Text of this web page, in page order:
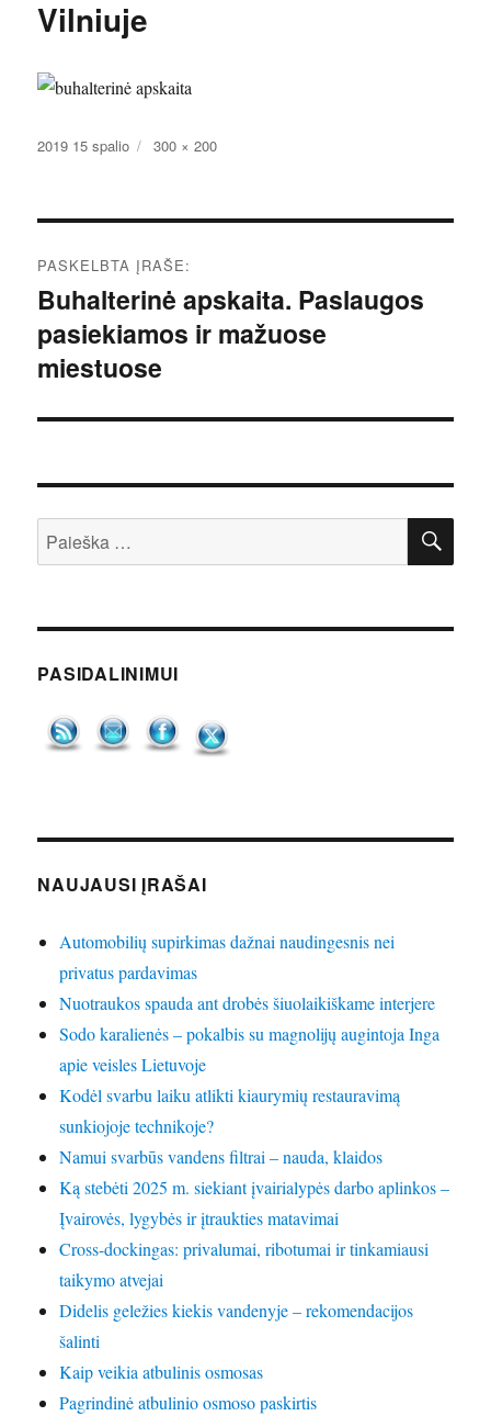
Vilniuje
Paskelbta
2019 15 spalio
Pilnas
300 × 200
tarp
įrašų
PASKELBTA ĮRAŠE:
Buhalterinė apskaita. Paslaugos
pasiekiamos ir mažuose
miestuose
Ieškoti:
PASIDALINIMUI
NAUJAUSI ĮRAŠAI
Automobilių supirkimas dažnai naudingesnis nei
privatus pardavimas
Nuotraukos spauda ant drobės šiuolaikiškame interjere
Sodo karalienės – pokalbis su magnolijų augintoja Inga
apie veisles Lietuvoje
Kodėl svarbu laiku atlikti kiaurymių restauravimą
sunkiojoje technikoje?
Namui svarbūs vandens filtrai – nauda, klaidos
Ką stebėti 2025 m. siekiant įvairialypės darbo aplinkos –
Įvairovės, lygybės ir įtraukties matavimai
Cross-dockingas: privalumai, ribotumai ir tinkamiausi
taikymo atvejai
Didelis geležies kiekis vandenyje – rekomendacijos
šalinti
Kaip veikia atbulinis osmosas
Pagrindinė atbulinio osmoso paskirtis